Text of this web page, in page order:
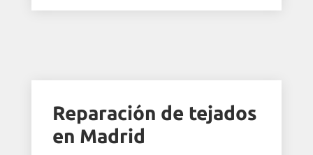
Reparación de tejados
en Madrid